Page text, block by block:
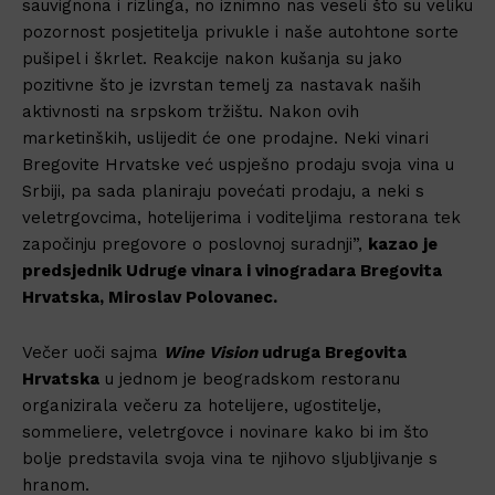
sauvignona i rizlinga, no iznimno nas veseli što su veliku
pozornost posjetitelja privukle i naše autohtone sorte
pušipel i škrlet. Reakcije nakon kušanja su jako
pozitivne što je izvrstan temelj za nastavak naših
aktivnosti na srpskom tržištu. Nakon ovih
marketinških, uslijedit će one prodajne. Neki vinari
Bregovite Hrvatske već uspješno prodaju svoja vina u
Srbiji, pa sada planiraju povećati prodaju, a neki s
veletrgovcima, hotelijerima i voditeljima restorana tek
započinju pregovore o poslovnoj suradnji”, kazao je
predsjednik Udruge vinara i vinogradara Bregovita
Hrvatska, Miroslav Polovanec.
Večer uoči sajma Wine Visionudruga Bregovita
Hrvatska u jednom je beogradskom restoranu
organizirala večeru za hotelijere, ugostitelje,
sommeliere, veletrgovce i novinare kako bi im što
bolje predstavila svoja vina te njihovo sljubljivanje s
hranom.